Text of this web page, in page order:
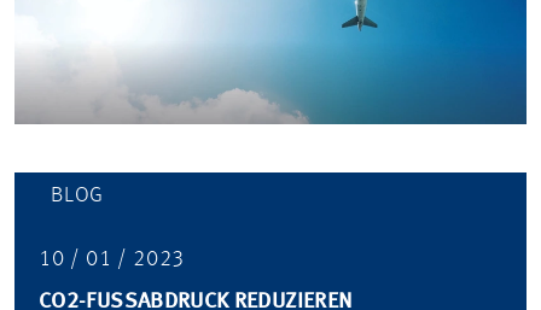
BLOG
10 / 01 / 2023
CO2-FUSSABDRUCK REDUZIEREN